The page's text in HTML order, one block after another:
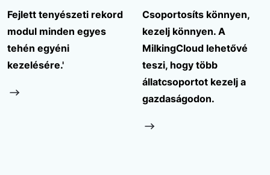
Fejlett tenyészeti rekord
modul minden egyes
tehén egyéni
kezelésére.'
Csoportosíts könnyen,
kezelj könnyen. A
MilkingCloud lehetővé
teszi, hogy több
állatcsoportot kezelj a
gazdaságodon.